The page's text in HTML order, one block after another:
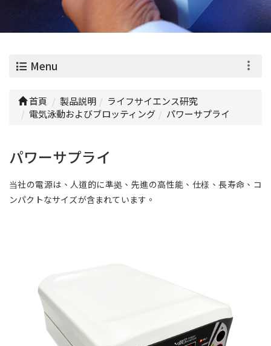
Menu
首頁 製品説明
ライフサイエンス研究
電気泳動およびブロッティング
パワーサプライ
パワーサプライ
当社の電源は、人道的に準拠、先進の高性能、仕様、長寿命、コ
ンパクトなサイズが含まれています。